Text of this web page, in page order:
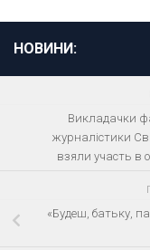
НОВИНИ:
Викладачки
журналістики
взяли участь в
«Будеш, батьку,